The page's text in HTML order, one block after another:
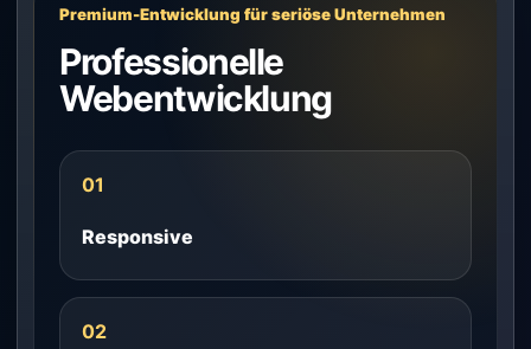
Premium-Entwicklung für seriöse Unternehmen
Professionelle
Webentwicklung
01
Responsive
02